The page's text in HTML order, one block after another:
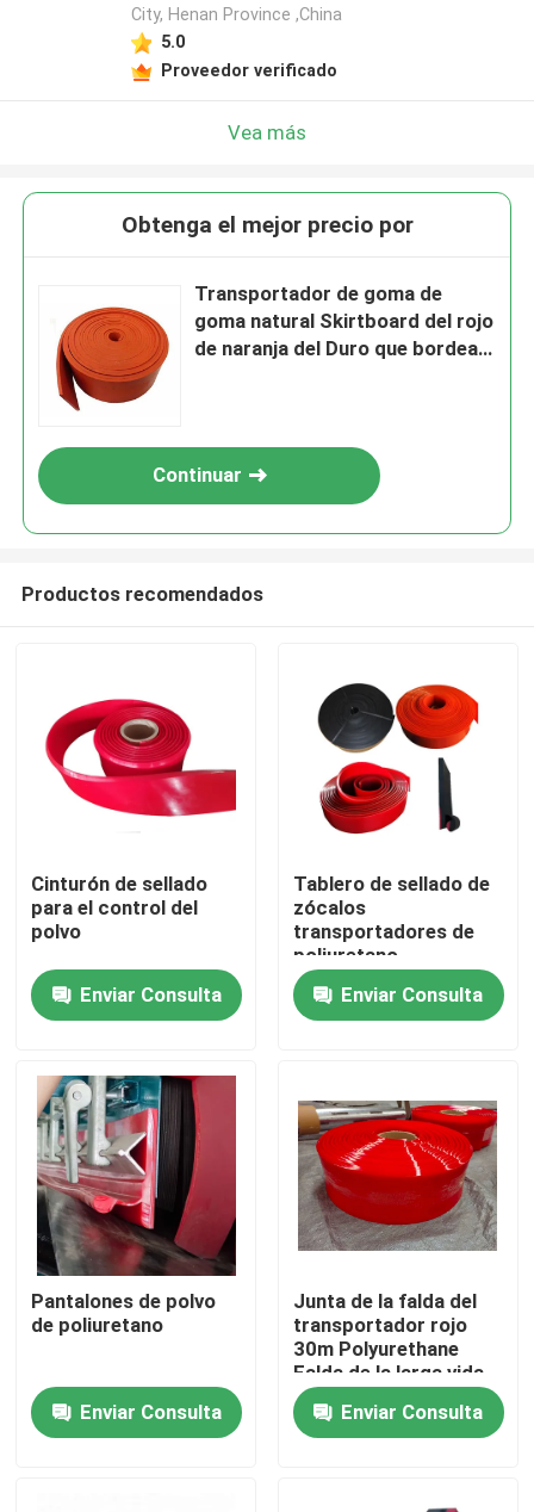
Productos
Videos
Visita a la fábrica
Control de Calidad
Contacto
Trazador de líneas de cerámica del desgaste
City, Henan Province ,China
5.0
Proveedor verificado
Vea más
Obtenga el mejor precio por
Transportador de goma de
goma natural Skirtboard del rojo
de naranja del Duro que bordea
Continuar
Productos recomendados
Cinturón de sellado
para el control del
polvo
Enviar Consulta
Tablero de sellado de
zócalos
transportadores de
poliuretano
Enviar Consulta
Pantalones de polvo
de poliuretano
Enviar Consulta
Junta de la falda del
transportador rojo
30m Polyurethane
Falda de la larga vida
útil
Enviar Consulta